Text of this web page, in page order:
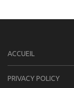
ACCUEIL
PRIVACY POLICY